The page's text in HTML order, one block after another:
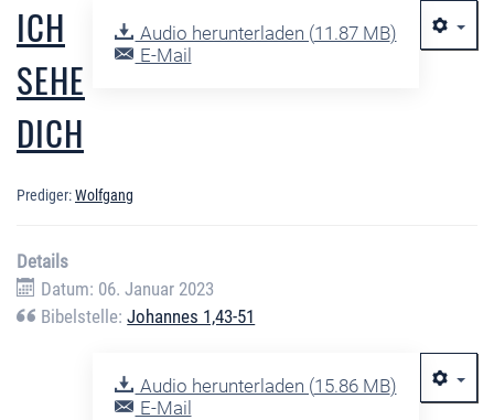
Audio herunterladen (11.87 MB)
E-Mail
ICH
SEHE
DICH
Prediger:Wolfgang
Details
Datum: 06. Januar 2023
Bibelstelle:Johannes 1,43-51
Audio herunterladen (15.86 MB)
E-Mail